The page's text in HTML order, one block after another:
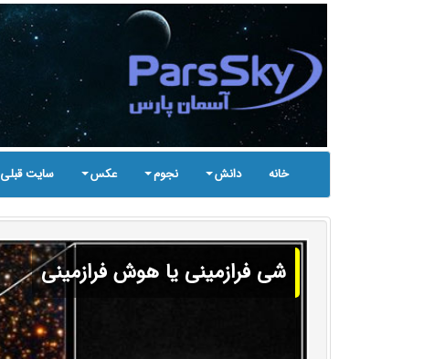
خانه دانش نجوم عکس سایت قبلی
شی فرازمینی یا هوش فرازمینی